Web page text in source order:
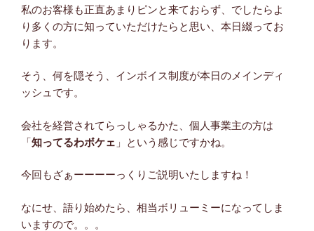
私のお客様も正直あまりピンと来ておらず、でしたらよ
り多くの方に知っていただけたらと思い、本日綴ってお
ります。
そう、何を隠そう、インボイス制度が本日のメインディ
ッシュです。
会社を経営されてらっしゃるかた、個人事業主の方は
「知ってるわボケェ 」という感じですかね。
今回もざぁーーーーっくりご説明いたしますね！
なにせ、語り始めたら、相当ボリューミーになってしま
いますので。。。